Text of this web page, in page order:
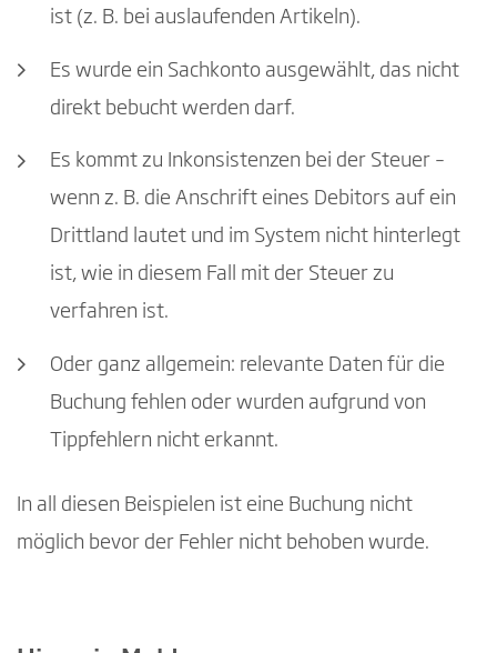
ist (z. B. bei auslaufenden Artikeln).
Es wurde ein Sachkonto ausgewählt, das nicht
direkt bebucht werden darf.
Es kommt zu Inkonsistenzen bei der Steuer –
wenn z. B. die Anschrift eines Debitors auf ein
Drittland lautet und im System nicht hinterlegt
ist, wie in diesem Fall mit der Steuer zu
verfahren ist.
Oder ganz allgemein: relevante Daten für die
Buchung fehlen oder wurden aufgrund von
Tippfehlern nicht erkannt.
In all diesen Beispielen ist eine Buchung nicht
möglich bevor der Fehler nicht behoben wurde.